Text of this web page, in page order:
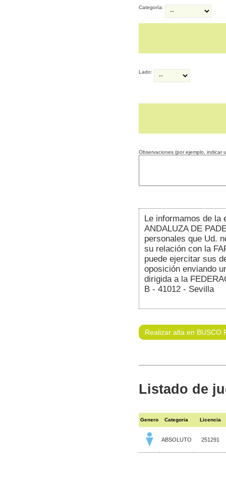
Categoría:
Lado:
Observaciones (por ejemplo, indicar
Le informamos de la
ANDALUZA DE
personales que Ud.
su relación con la
puede ejercitar sus
oposición enviando
dirigida a la
B - 41012 - Sevilla
Realizar alta en BUSCO
Listado de
Genero Categoria Licencia
ABSOLUTO 251291